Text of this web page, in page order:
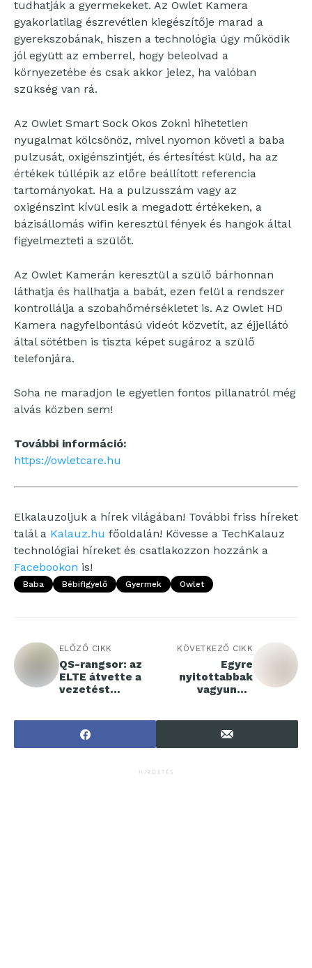
tudhatják a gyermekeket. Az Owlet Kamera
gyakorlatilag észrevétlen kiegészítője marad a
gyerekszobának, hiszen a technológia úgy működik
jól együtt az emberrel, hogy beleolvad a
környezetébe és csak akkor jelez, ha valóban
szükség van rá.
Az Owlet Smart Sock Okos Zokni hihetetlen
nyugalmat kölcsönöz, mivel nyomon követi a baba
pulzusát, oxigénszintjét, és értesítést küld, ha az
értékek túllépik az előre beállított referencia
tartományokat. Ha a pulzusszám vagy az
oxigénszint kívül esik a megadott értékeken, a
bázisállomás wifin keresztül fények és hangok által
figyelmezteti a szülőt.
Az Owlet Kamerán keresztül a szülő bárhonnan
láthatja és hallhatja a babát, ezen felül a rendszer
kontrollálja a szobahőmérsékletet is. Az Owlet HD
Kamera nagyfelbontású videót közvetít, az éjjellátó
által sötétben is tiszta képet sugároz a szülő
telefonjára.
Soha ne maradjon le egyetlen fontos pillanatról még
alvás közben sem!
További információ:
https://owletcare.hu
Elkalauzoljuk a hírek világában! További friss híreket
talál a Kalauz.hu főoldalán! Kövesse a TechKalauz
technológiai híreket és csatlakozzon hozzánk a
Facebookon is!
Baba Bébifigyelő Gyermek Owlet
ELŐZŐ CIKK
QS-rangsor: az
ELTE átvette a
vezetést
KÖVETKEZŐ CIKK
Egyre
nyitottabbak
vagyunk a
megoldásokra
HIRDETÉS